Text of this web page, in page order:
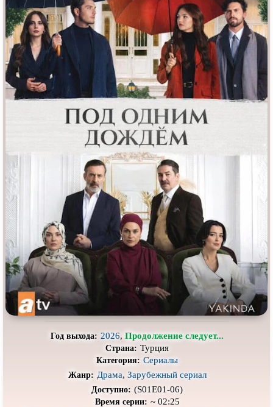
Основанное нареальных
событиях
Параллельные миры
ПереводГоблина Перевод Кубик в Кубе
Перевод Пеплум
Подростковая Постапокалипсис
Про акул
Про богатых
Про вампиров
Про викингов
Про выживание Про гангстеров
Про деревню
Про динозавров Про драконов
Про животных Про зомби
Про инопланетян
Про корабли и подводные
лодки
Про космос
Про любовь
Про маньяков исерийных
Про мафию
Про пиратов
Про подростков Про путешествия
Про рыцарей
Год выхода: 2026, Продолжение следует...
Страна: Турция
Категория: Сериалы
Жанр: Драма, Зарубежный сериал
Доступно: (S01E01-06)
Время серии: ~ 02:25